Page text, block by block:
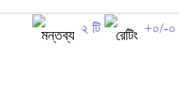
২ টি +০/-০